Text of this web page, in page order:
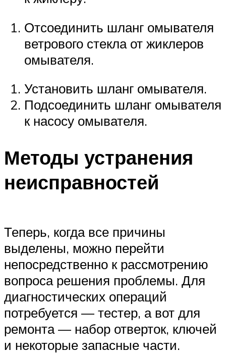
Отсоединить шланг омывателя
ветрового стекла от жиклеров
омывателя.
Установить шланг омывателя.
Подсоединить шланг омывателя
к насосу омывателя.
Методы устранения
неисправностей
Теперь, когда все причины
выделены, можно перейти
непосредственно к рассмотрению
вопроса решения проблемы. Для
диагностических операций
потребуется — тестер, а вот для
ремонта — набор отверток, ключей
и некоторые запасные части.